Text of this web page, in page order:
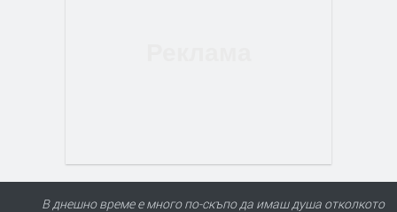
В днешно време е много по-скъпо да имаш душа отколкото